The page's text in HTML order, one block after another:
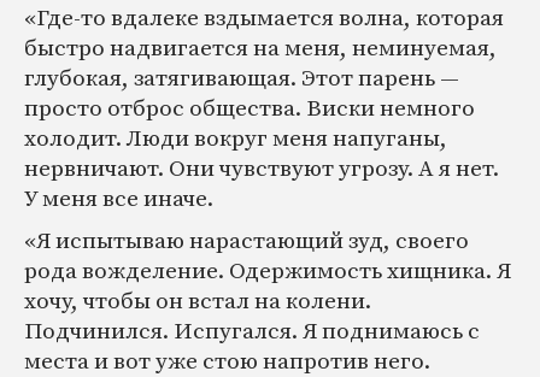
«Где-то вдалеке вздымается волна, которая
быстро надвигается на меня, неминуемая,
глубокая, затягивающая. Этот парень —
просто отброс общества. Виски немного
холодит. Люди вокруг меня напуганы,
нервничают. Они чувствуют угрозу. А я нет.
У меня все иначе.
«Я испытываю нарастающий зуд, своего
рода вожделение. Одержимость хищника. Я
хочу, чтобы он встал на колени.
Подчинился. Испугался. Я поднимаюсь с
места и вот уже стою напротив него.